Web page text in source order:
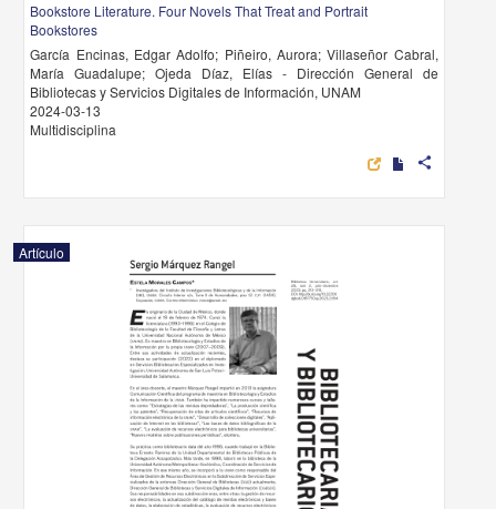
Bookstore Literature. Four Novels That Treat and Portrait
Bookstores
García Encinas, Edgar Adolfo; Piñeiro, Aurora; Villaseñor Cabral,
María Guadalupe; Ojeda Díaz, Elías - Dirección General de
Bibliotecas y Servicios Digitales de Información, UNAM
2024-03-13
Multidisciplina
share
Artículo